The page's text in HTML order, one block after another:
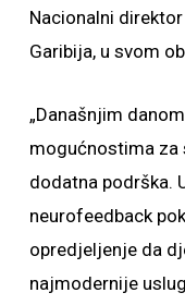
Nacionalni
Garibija, u svom
„Današnjim
mogućnostima za
dodatna podrška.
neurofeedback
opredjeljenje da
najmodernije